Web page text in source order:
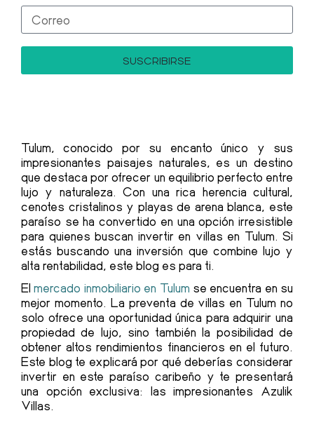
SUSCRIBIRSE
Tulum, conocido por su encanto único y sus
impresionantes paisajes naturales, es un destino
que destaca por ofrecer un equilibrio perfecto entre
lujo y naturaleza. Con una rica herencia cultural,
cenotes cristalinos y playas de arena blanca, este
paraíso se ha convertido en una opción irresistible
para quienes buscan invertir en villas en Tulum. Si
estás buscando una inversión que combine lujo y
alta rentabilidad, este blog es para ti.
Elmercado inmobiliario en Tulum se encuentra en su
mejor momento. La preventa de villas en Tulum no
solo ofrece una oportunidad única para adquirir una
propiedad de lujo, sino también la posibilidad de
obtener altos rendimientos financieros en el futuro.
Este blog te explicará por qué deberías considerar
invertir en este paraíso caribeño y te presentará
una opción exclusiva: las impresionantes Azulik
Villas.